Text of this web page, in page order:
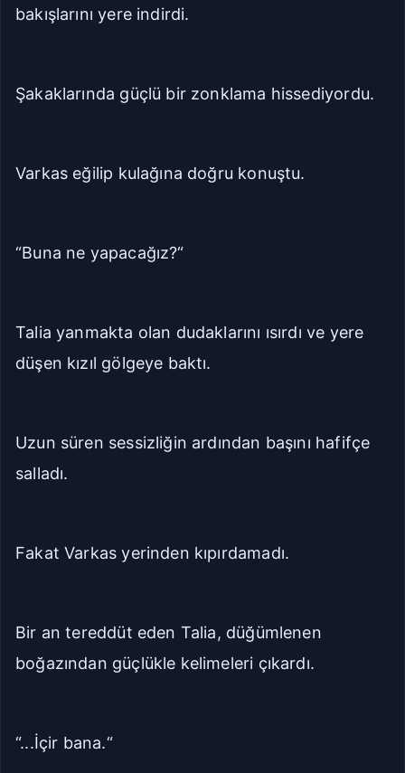
bakışlarını yere indirdi.
Şakaklarında güçlü bir zonklama hissediyordu.
Varkas eğilip kulağına doğru konuştu.
“Buna ne yapacağız?“
Talia yanmakta olan dudaklarını ısırdı ve yere
düşen kızıl gölgeye baktı.
Uzun süren sessizliğin ardından başını hafifçe
salladı.
Fakat Varkas yerinden kıpırdamadı.
Bir an tereddüt eden Talia, düğümlenen
boğazından güçlükle kelimeleri çıkardı.
“...İçir bana.“